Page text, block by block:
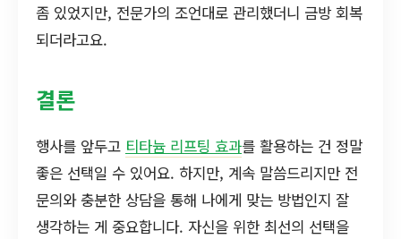
좀 있었지만, 전문가의 조언대로 관리했더니 금방 회복
되더라고요.
결론
행사를 앞두고 티타늄 리프팅 효과를 활용하는 건 정말
좋은 선택일 수 있어요. 하지만, 계속 말씀드리지만 전
문의와 충분한 상담을 통해 나에게 맞는 방법인지 잘
생각하는 게 중요합니다. 자신을 위한 최선의 선택을